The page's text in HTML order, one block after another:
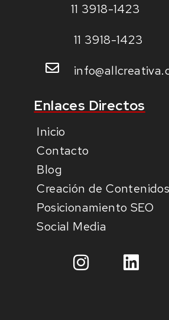
11 3918-1423
11 3918-1423
Enlaces Directos
Inicio
Contacto
Blog
Creación de Contenidos
Posicionamiento SEO
Social Media